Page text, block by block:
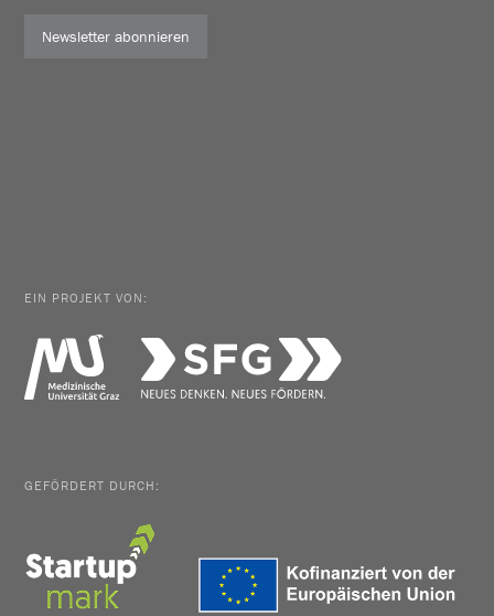
Newsletter abonnieren
EIN PROJEKT VON:
GEFÖRDERT DURCH: